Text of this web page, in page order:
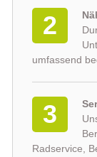
2
umfassend
3
Radservice,